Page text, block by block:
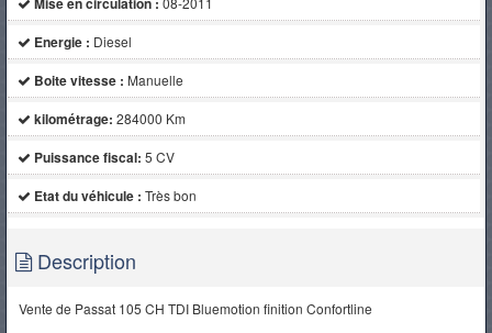
Energie : Diesel
Boite vitesse : Manuelle
kilométrage: 284000 Km
Puissance fiscal: 5 CV
Etat du véhicule : Très bon
Description
Vente de Passat 105 CH TDI Bluemotion finition Confortline